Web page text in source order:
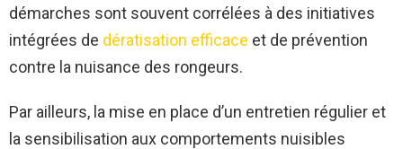
démarches sont souvent corrélées à des initiatives
intégrées de dératisation efficace et de prévention
contre la nuisance des rongeurs.
Par ailleurs, la mise en place d’un entretien régulier et
la sensibilisation aux comportements nuisibles